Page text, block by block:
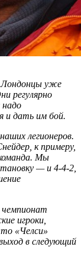
Лондонцы уже
регулярно
и дать им бой.
легионеров.
к примеру,
Мы
— и 4-4-2,
чемпионат
игроки,
«Челси»
в следующий